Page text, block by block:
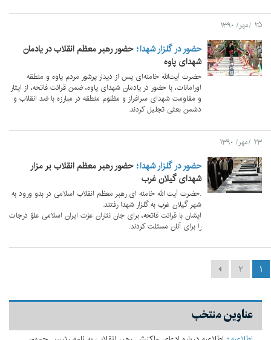
۲۵ /مهر/ ۱۳۹۰
حضور در گلزار شهدا حضور رهبر معظم انقلاب در یادمان
شهدای پاوه
حضرت آیت‌الله خامنه‌ای پس از دیدار پرشور مردم پاوه و منطقه
اورامانات، با حضور در یادمان شهدای پاوه، ضمن قرائت فاتحه، از ایثار
و مقاومت شهدای سرافراز و مظلوم منطقه در مبارزه با ضد انقلاب و
دشمن بعثی تجلیل كردند.
۲۳ /مهر/ ۱۳۹۰
حضور در گلزار شهدا حضور رهبر معظم انقلاب بر مزار
شهدای گیلان غرب
.حضرت آیت الله خامنه ای رهبر معظم انقلاب اسلامی در بدو ورود به
شهر گیلان غرب به گلزار شهدا رفتند.
ایشان با قرائت فاتحه، برای جان نثاران عزت ایران اسلامی علوّ درجات
را برای آنان مسئلت کردند.
۱ ۲
عناوین منتخب